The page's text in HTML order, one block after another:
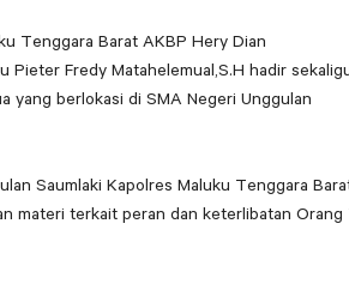
Tenggara Barat AKBP Hery Dian
Pieter Fredy Matahelemual,S.H hadir
yang berlokasi di SMA Negeri Unggulan
Saumlaki Kapolres Maluku Tenggara
materi terkait peran dan keterlibatan Orang